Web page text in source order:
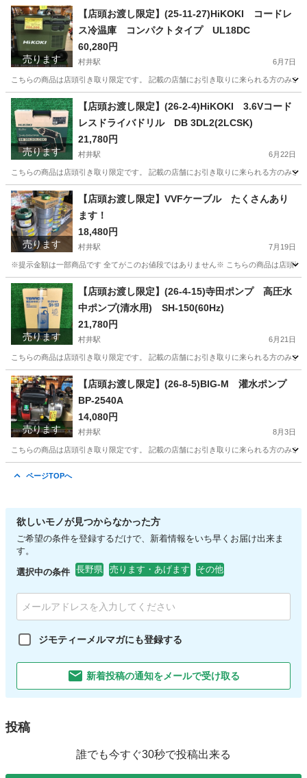
長野 松本市 村井駅 その他
売ります
【店頭お渡し限定】(25-11-27)HiKOKI コードレ
ス冷温庫 コンパクトタイプ UL18DC
60,280円
村井駅 6月7日
こちらの商品は店頭引き取り限定です。 記載の店舗にお引き取りに来られる方のみ
長野 松本市 村井駅 その他
売ります
【店頭お渡し限定】(26-2-4)HiKOKI 3.6Vコード
レスドライバドリル DB 3DL2(2LCSK)
21,780円
村井駅 6月22日
こちらの商品は店頭引き取り限定です。 記載の店舗にお引き取りに来られる方のみ
長野 松本市 村井駅 その他 コードレスドライバドリル
売ります
【店頭お渡し限定】VVFケーブル たくさんあり
ます！
18,480円
村井駅 7月19日
※提示金額は一部商品です 全てがこのお値段ではありません※ こちらの商品は店頭
長野 松本市 村井駅 その他
売ります
【店頭お渡し限定】(26-4-15)寺田ポンプ 高圧水
中ポンプ(清水用) SH-150(60Hz)
21,780円
村井駅 6月21日
こちらの商品は店頭引き取り限定です。 記載の店舗にお引き取りに来られる方のみ
長野 松本市 村井駅 その他
売ります
【店頭お渡し限定】(26-8-5)BIG-M 灌水ポンプ
BP-2540A
14,080円
村井駅 8月3日
こちらの商品は店頭引き取り限定です。 記載の店舗にお引き取りに来られる方のみ
ページTOPへ
欲しいモノが見つからなかった方
ご希望の条件を登録するだけで、新着情報をいち早くお届け出来ま
す。
選択中の条件 長野県 売ります・あげます その他
ジモティーメルマガにも登録する
新着投稿の通知をメールで受け取る
投稿
誰でも今すぐ30秒で投稿出来る